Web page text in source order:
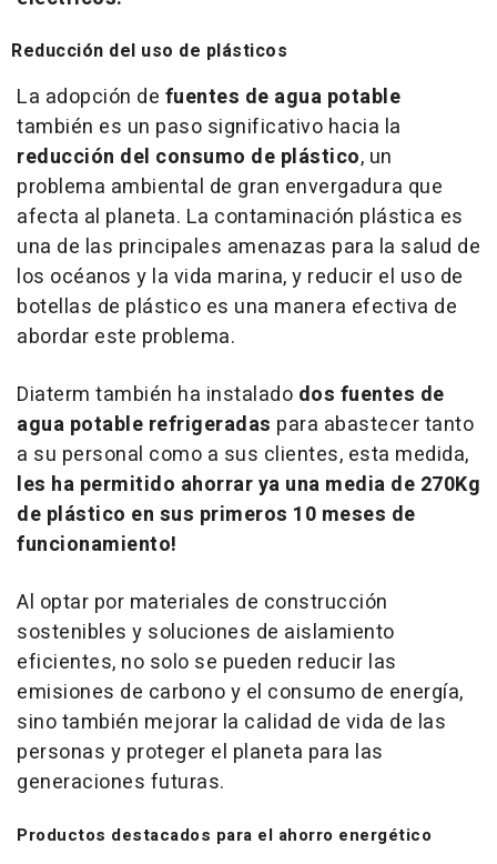
Reducción del uso de plásticos
La adopción de fuentes de agua potable
también es un paso significativo hacia la
reducción del consumo de plástico, un
problema ambiental de gran envergadura que
afecta al planeta. La contaminación plástica es
una de las principales amenazas para la salud de
los océanos y la vida marina, y reducir el uso de
botellas de plástico es una manera efectiva de
abordar este problema.
Diaterm también ha instalado dos fuentes de
agua potable refrigeradas para abastecer tanto
a su personal como a sus clientes, esta medida,
les ha permitido ahorrar ya una media de 270Kg
de plástico en sus primeros 10 meses de
funcionamiento!
Al optar por materiales de construcción
sostenibles y soluciones de aislamiento
eficientes, no solo se pueden reducir las
emisiones de carbono y el consumo de energía,
sino también mejorar la calidad de vida de las
personas y proteger el planeta para las
generaciones futuras.
Productos destacados para el ahorro energético